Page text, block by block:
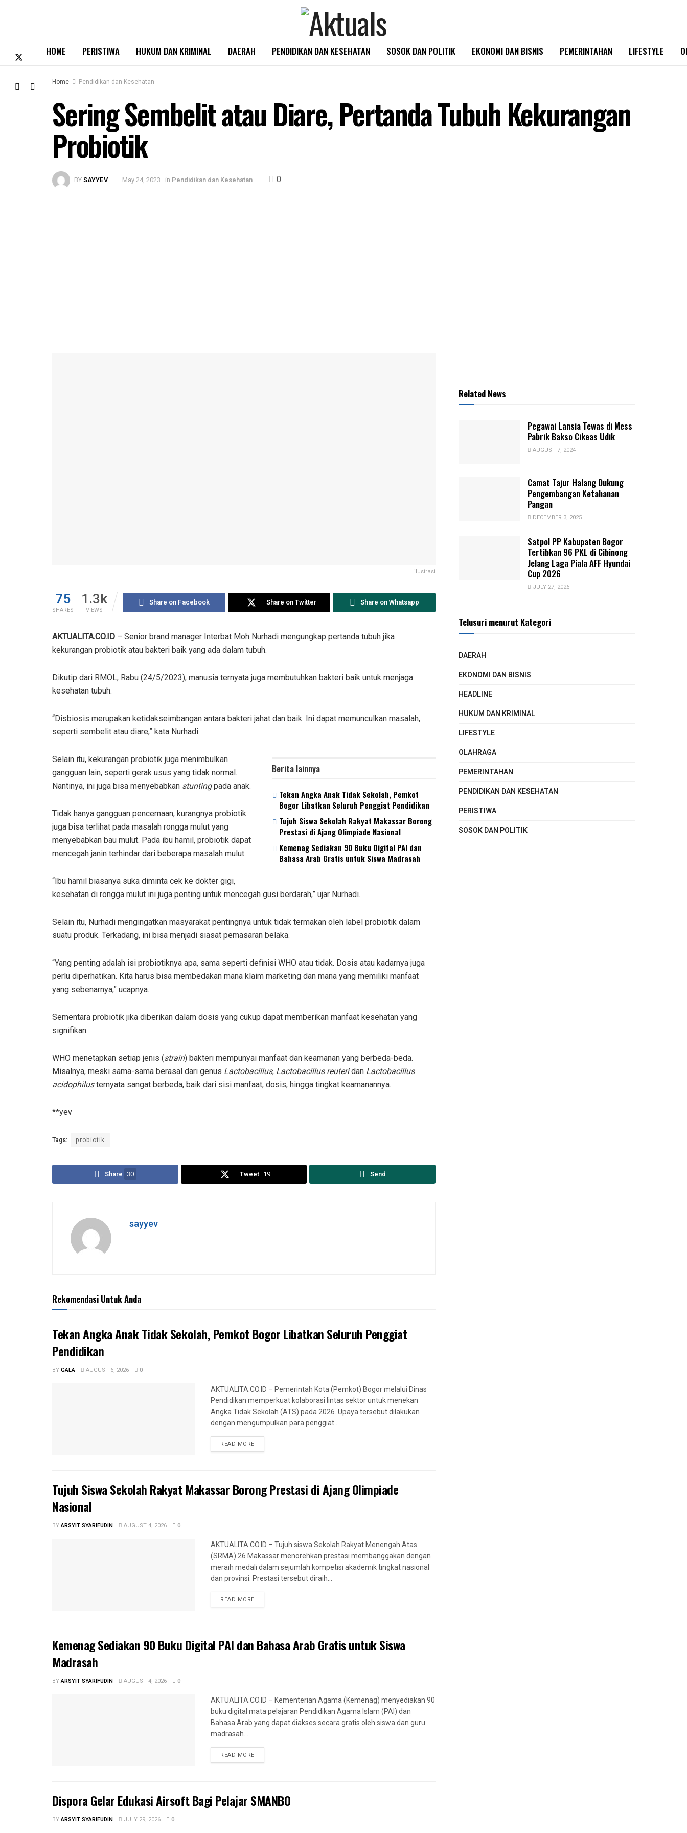
HOME PERISTIWA HUKUM DAN KRIMINAL DAERAH PENDIDIKAN DAN KESEHATAN SOSOK DAN POLITIK EKONOMI DAN BISNIS PEMERINTAHAN LIFESTYLE
Home Pendidikan dan Kesehatan
Sering Sembelit atau Diare, Pertanda Tubuh Kekurangan
Probiotik
BYSAYYEV May 24, 2023 in Pendidikan dan Kesehatan 0
ilustrasi
75
SHARES
1.3k
VIEWS
Share on Facebook Share on Twitter Share on Whatsapp
AKTUALITA.CO.ID – Senior brand manager Interbat Moh Nurhadi mengungkap pertanda tubuh jika
kekurangan probiotik atau bakteri baik yang ada dalam tubuh.
Dikutip dari RMOL, Rabu (24/5/2023), manusia ternyata juga membutuhkan bakteri baik untuk menjaga
kesehatan tubuh.
“Disbiosis merupakan ketidakseimbangan antara bakteri jahat dan baik. Ini dapat memunculkan masalah,
seperti sembelit atau diare,” kata Nurhadi.
Berita lainnya
Tekan Angka Anak Tidak Sekolah, Pemkot
Bogor Libatkan Seluruh Penggiat Pendidikan
Tujuh Siswa Sekolah Rakyat Makassar Borong
Prestasi di Ajang Olimpiade Nasional
Kemenag Sediakan 90 Buku Digital PAI dan
Bahasa Arab Gratis untuk Siswa Madrasah
Selain itu, kekurangan probiotik juga menimbulkan
gangguan lain, seperti gerak usus yang tidak normal.
Nantinya, ini juga bisa menyebabkan stuntingpada anak.
Tidak hanya gangguan pencernaan, kurangnya probiotik
juga bisa terlihat pada masalah rongga mulut yang
menyebabkan bau mulut. Pada ibu hamil, probiotik dapat
mencegah janin terhindar dari beberapa masalah mulut.
“Ibu hamil biasanya suka diminta cek ke dokter gigi,
kesehatan di rongga mulut ini juga penting untuk mencegah gusi berdarah,” ujar Nurhadi.
Selain itu, Nurhadi mengingatkan masyarakat pentingnya untuk tidak termakan oleh label probiotik dalam
suatu produk. Terkadang, ini bisa menjadi siasat pemasaran belaka.
“Yang penting adalah isi probiotiknya apa, sama seperti definisi WHO atau tidak. Dosis atau kadarnya juga
perlu diperhatikan. Kita harus bisa membedakan mana klaim marketing dan mana yang memiliki manfaat
yang sebenarnya,” ucapnya.
Sementara probiotik jika diberikan dalam dosis yang cukup dapat memberikan manfaat kesehatan yang
signifikan.
WHO menetapkan setiap jenis (strain) bakteri mempunyai manfaat dan keamanan yang berbeda-beda.
Misalnya, meski sama-sama berasal dari genus Lactobacillus, Lactobacillus reuteridan Lactobacillus
acidophilusternyata sangat berbeda, baik dari sisi manfaat, dosis, hingga tingkat keamanannya.
**yev
Tags: probiotik
Share 30 Tweet 19 Send
sayyev
Rekomendasi Untuk Anda
Tekan Angka Anak Tidak Sekolah, Pemkot Bogor Libatkan Seluruh Penggiat
Pendidikan
BYGALA AUGUST 6, 2026 0
AKTUALITA.CO.ID – Pemerintah Kota (Pemkot) Bogor melalui Dinas
Pendidikan memperkuat kolaborasi lintas sektor untuk menekan
Angka Tidak Sekolah (ATS) pada 2026. Upaya tersebut dilakukan
dengan mengumpulkan para penggiat...
READ MORE
Tujuh Siswa Sekolah Rakyat Makassar Borong Prestasi di Ajang Olimpiade
Nasional
BYARSYIT SYARIFUDIN AUGUST 4, 2026 0
AKTUALITA.CO.ID – Tujuh siswa Sekolah Rakyat Menengah Atas
(SRMA) 26 Makassar menorehkan prestasi membanggakan dengan
meraih medali dalam sejumlah kompetisi akademik tingkat nasional
dan provinsi. Prestasi tersebut diraih...
READ MORE
Kemenag Sediakan 90 Buku Digital PAI dan Bahasa Arab Gratis untuk Siswa
Madrasah
BYARSYIT SYARIFUDIN AUGUST 4, 2026 0
AKTUALITA.CO.ID – Kementerian Agama (Kemenag) menyediakan 90
buku digital mata pelajaran Pendidikan Agama Islam (PAI) dan
Bahasa Arab yang dapat diakses secara gratis oleh siswa dan guru
madrasah...
READ MORE
‎Dispora Gelar Edukasi Airsoft Bagi Pelajar SMANBO
BYARSYIT SYARIFUDIN JULY 29, 2026 0
Related News
Pegawai Lansia Tewas di Mess
Pabrik Bakso Cikeas Udik
AUGUST 7, 2024
Camat Tajur Halang Dukung
Pengembangan Ketahanan
Pangan
DECEMBER 3, 2025
Satpol PP Kabupaten Bogor
Tertibkan 96 PKL di Cibinong
Jelang Laga Piala AFF Hyundai
Cup 2026
JULY 27, 2026
Telusuri menurut Kategori
DAERAH
EKONOMI DAN BISNIS
HEADLINE
HUKUM DAN KRIMINAL
LIFESTYLE
OLAHRAGA
PEMERINTAHAN
PENDIDIKAN DAN KESEHATAN
PERISTIWA
SOSOK DAN POLITIK